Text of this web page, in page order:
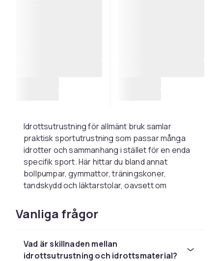
Idrottsutrustning för allmänt bruk samlar
praktisk sportutrustning som passar många
idrotter och sammanhang i stället för en enda
specifik sport. Här hittar du bland annat
bollpumpar, gymmattor, träningskoner,
tandskydd och läktarstolar, oavsett om
föreningen eller hemmaträningen.
bollväskor
Vanliga frågor
Vad är skillnaden mellan
idrottsutrustning och idrottsmaterial?